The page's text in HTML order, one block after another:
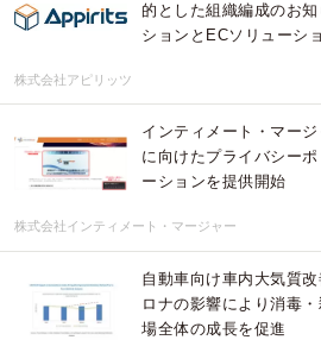
的とした組織編成のお
ションとECソリューシ
株式会社アピリッツ
インティメート・マー
に向けたプライバシー
ーションを提供開始
株式会社インティメート・マージャー
自動車向け車内大気質
ロナの影響により消毒
場全体の成長を促進